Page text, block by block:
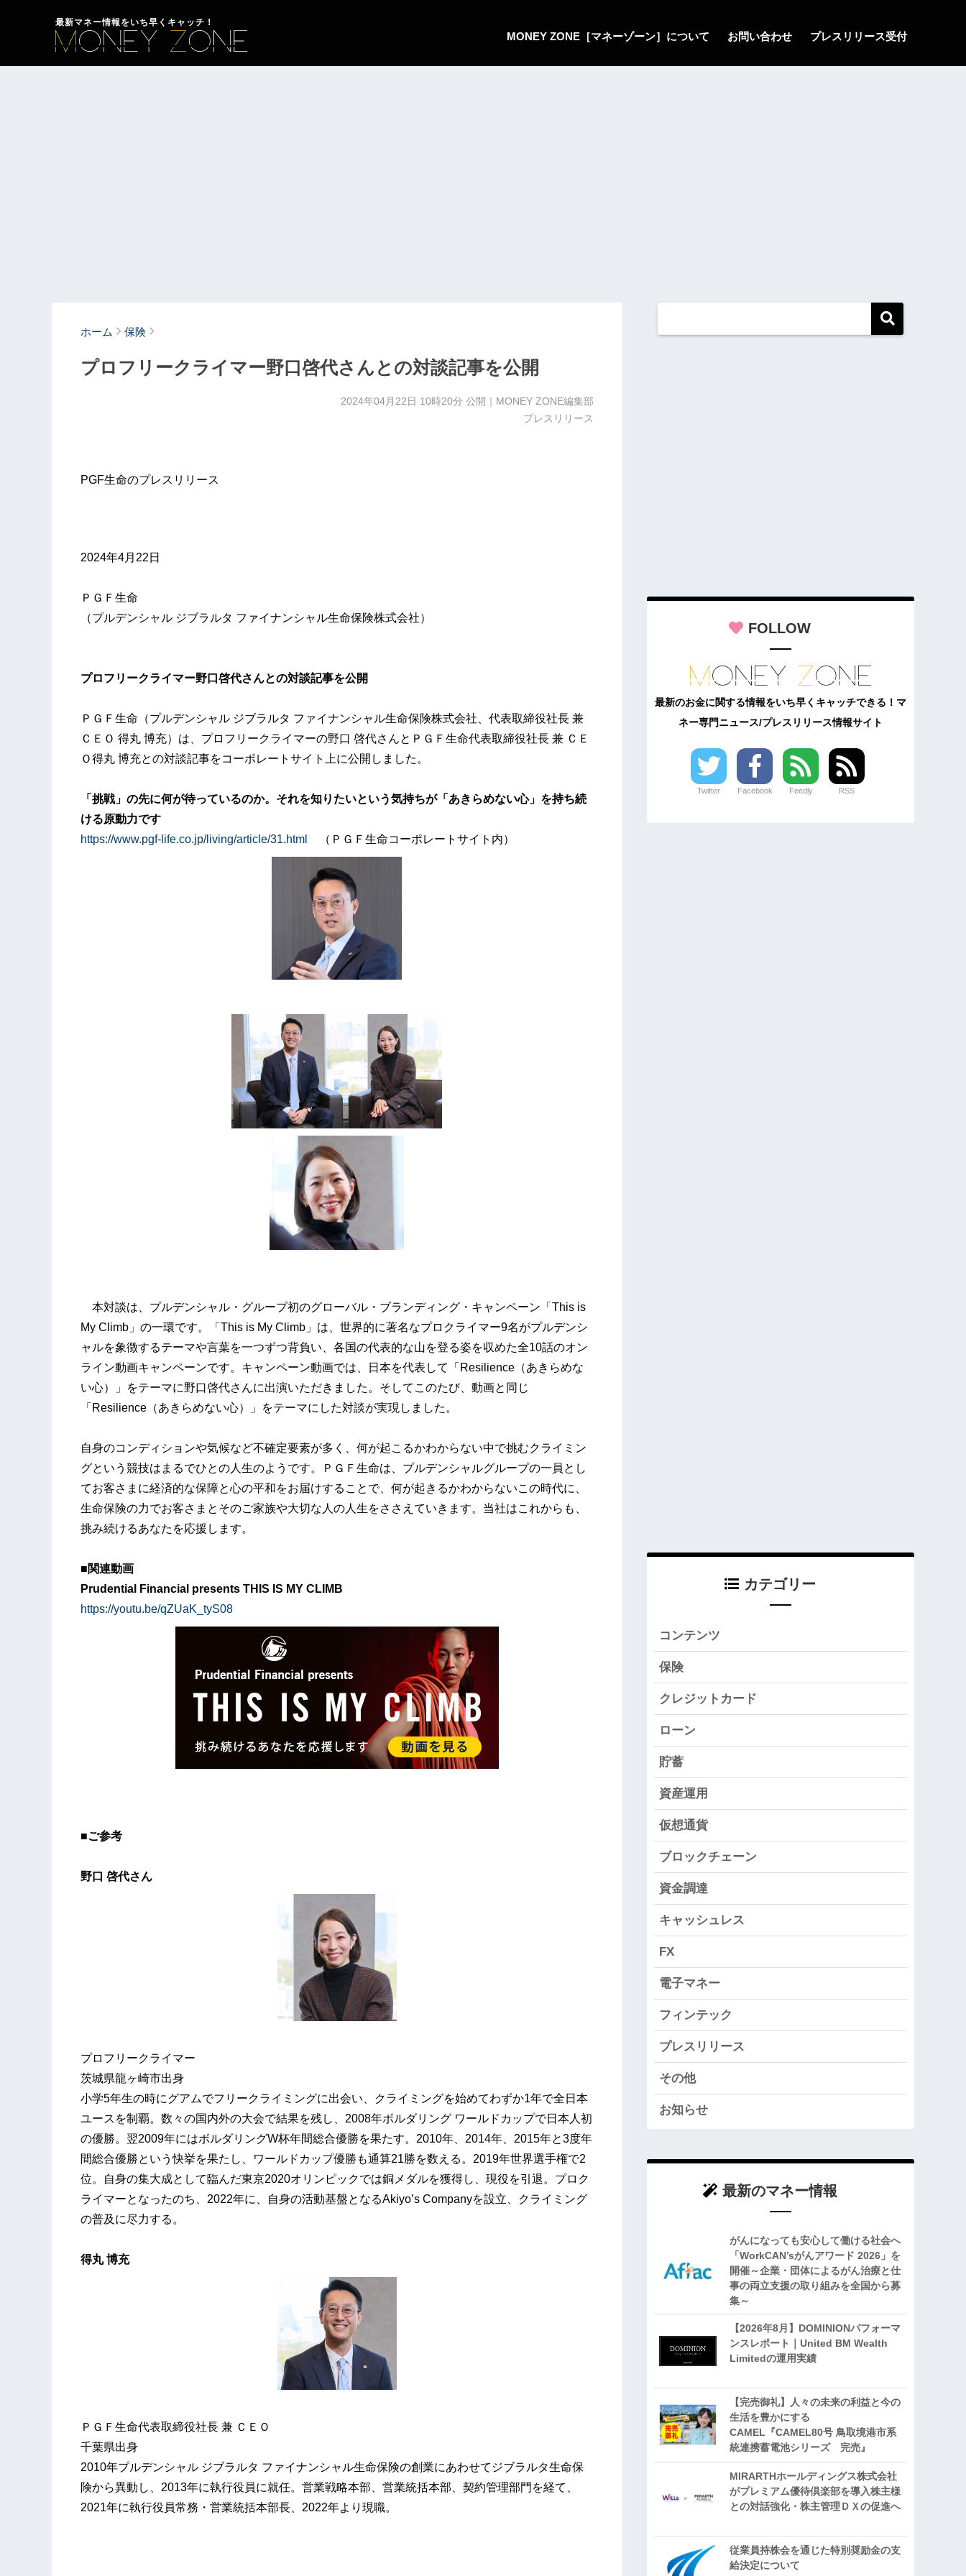
最新マネー情報をいち早くキャッチ！
MONEY ZONE［マネーゾーン］について お問い合わせ プレスリリース受付
ホーム 保険
プロフリークライマー野口啓代さんとの対談記事を公開
2024年04月22日 10時20分 公開｜MONEY ZONE編集部
プレスリリース
PGF生命のプレスリリース
2024年4月22日
ＰＧＦ生命
（プルデンシャル ジブラルタ ファイナンシャル生命保険株式会社）
プロフリークライマー野口啓代さんとの対談記事を公開
ＰＧＦ生命（プルデンシャル ジブラルタ ファイナンシャル生命保険株式会社、代表取締役社長 兼
ＣＥＯ 得丸 博充）は、プロフリークライマーの野口 啓代さんとＰＧＦ生命代表取締役社長 兼 ＣＥ
Ｏ得丸 博充との対談記事をコーポレートサイト上に公開しました。
「挑戦」の先に何が待っているのか。それを知りたいという気持ちが「あきらめない心」を持ち続
ける原動力です
https://www.pgf-life.co.jp/living/article/31.html
（ＰＧＦ生命コーポレートサイト内）
本対談は、プルデンシャル・グループ初のグローバル・ブランディング・キャンペーン「This is
My Climb」の一環です。「This is My Climb」は、世界的に著名なプロクライマー9名がプルデンシ
ャルを象徴するテーマや言葉を一つずつ背負い、各国の代表的な山を登る姿を収めた全10話のオン
ライン動画キャンペーンです。キャンペーン動画では、日本を代表して「Resilience（あきらめな
い心）」をテーマに野口啓代さんに出演いただきました。そしてこのたび、動画と同じ
「Resilience（あきらめない心）」をテーマにした対談が実現しました。
自身のコンディションや気候など不確定要素が多く、何が起こるかわからない中で挑むクライミン
グという競技はまるでひとの人生のようです。ＰＧＦ生命は、プルデンシャルグループの一員とし
てお客さまに経済的な保障と心の平和をお届けすることで、何が起きるかわからないこの時代に、
生命保険の力でお客さまとそのご家族や大切な人の人生をささえていきます。当社はこれからも、
挑み続けるあなたを応援します。
■関連動画
Prudential Financial presents THIS IS MY CLIMB
https://youtu.be/qZUaK_tyS08
■ご参考
野口 啓代さん
プロフリ ークライマー
茨城県龍ヶ崎市出身
小学5年生の時にグアムでフリークライミングに出会い、クライミングを始めてわずか1年で全日本
ユースを制覇。数々の国内外の大会で結果を残し、2008年ボルダリング ワールドカップで日本人初
の優勝。翌2009年にはボルダリングW杯年間総合優勝を果たす。2010年、2014年、2015年と3度年
間総合優勝という快挙を果たし、ワールドカップ優勝も通算21勝を数える。2019年世界選手権で2
位。自身の集大成として臨んだ東京2020オリンピックでは銅メダルを獲得し、現役を引退。プロク
ライマーとなったのち、2022年に、自身の活動基盤となるAkiyo’s Companyを設立、クライミング
の普及に尽力する。
得丸 博充
ＰＧＦ生命代表取締役社長 兼 ＣＥＯ
千葉県出身
2010年プルデンシャル ジブラルタ ファイナンシャル生命保険の創業にあわせてジブラルタ生命保
険から異動し、2013年に執行役員に就任。営業戦略本部、営業統括本部、契約管理部門を経て、
2021年に執行役員常務・営業統括本部長、2022年より現職。
FOLLOW
最新のお金に関する情報をいち早くキャッチできる！マ
ネー専門ニュース/プレスリリース情報サイト
Twitter Facebook Feedly RSS
カテゴリー
コンテンツ
保険
クレジットカード
ローン
貯蓄
資産運用
仮想通貨
ブロックチェーン
資金調達
キャッシュレス
FX
電子マネー
フィンテック
プレスリリース
その他
お知らせ
最新のマネー情報
がんになっても安心して働ける社会へ
「WorkCAN’sがんアワード 2026」を
開催～企業・団体によるがん治療と仕
事の両立支援の取り組みを全国から募
集～
【2026年8月】DOMINIONパフォーマ
ンスレポート｜United BM Wealth
Limitedの運用実績
【完売御礼】人々の未来の利益と今の
生活を豊かにする
CAMEL『CAMEL80号 鳥取境港市系
統連携蓄電池シリーズ 完売』
MIRARTHホールディングス株式会社
がプレミアム優待倶楽部を導入株主様
との対話強化・株主管理ＤＸの促進へ
従業員持株会を通じた特別奨励金の支
給決定について